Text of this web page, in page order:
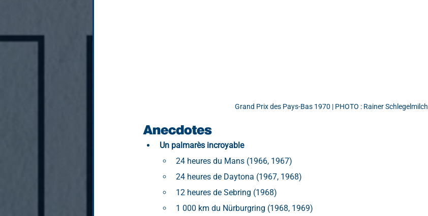
Grand Prix des Pays-Bas 1970 | PHOTO : Rainer Schlegelmilch
Anecdotes
Un palmarès incroyable
24 heures du Mans (1966, 1967)
24 heures de Daytona (1967, 1968)
12 heures de Sebring (1968)
1 000 km du Nürburgring (1968, 1969)